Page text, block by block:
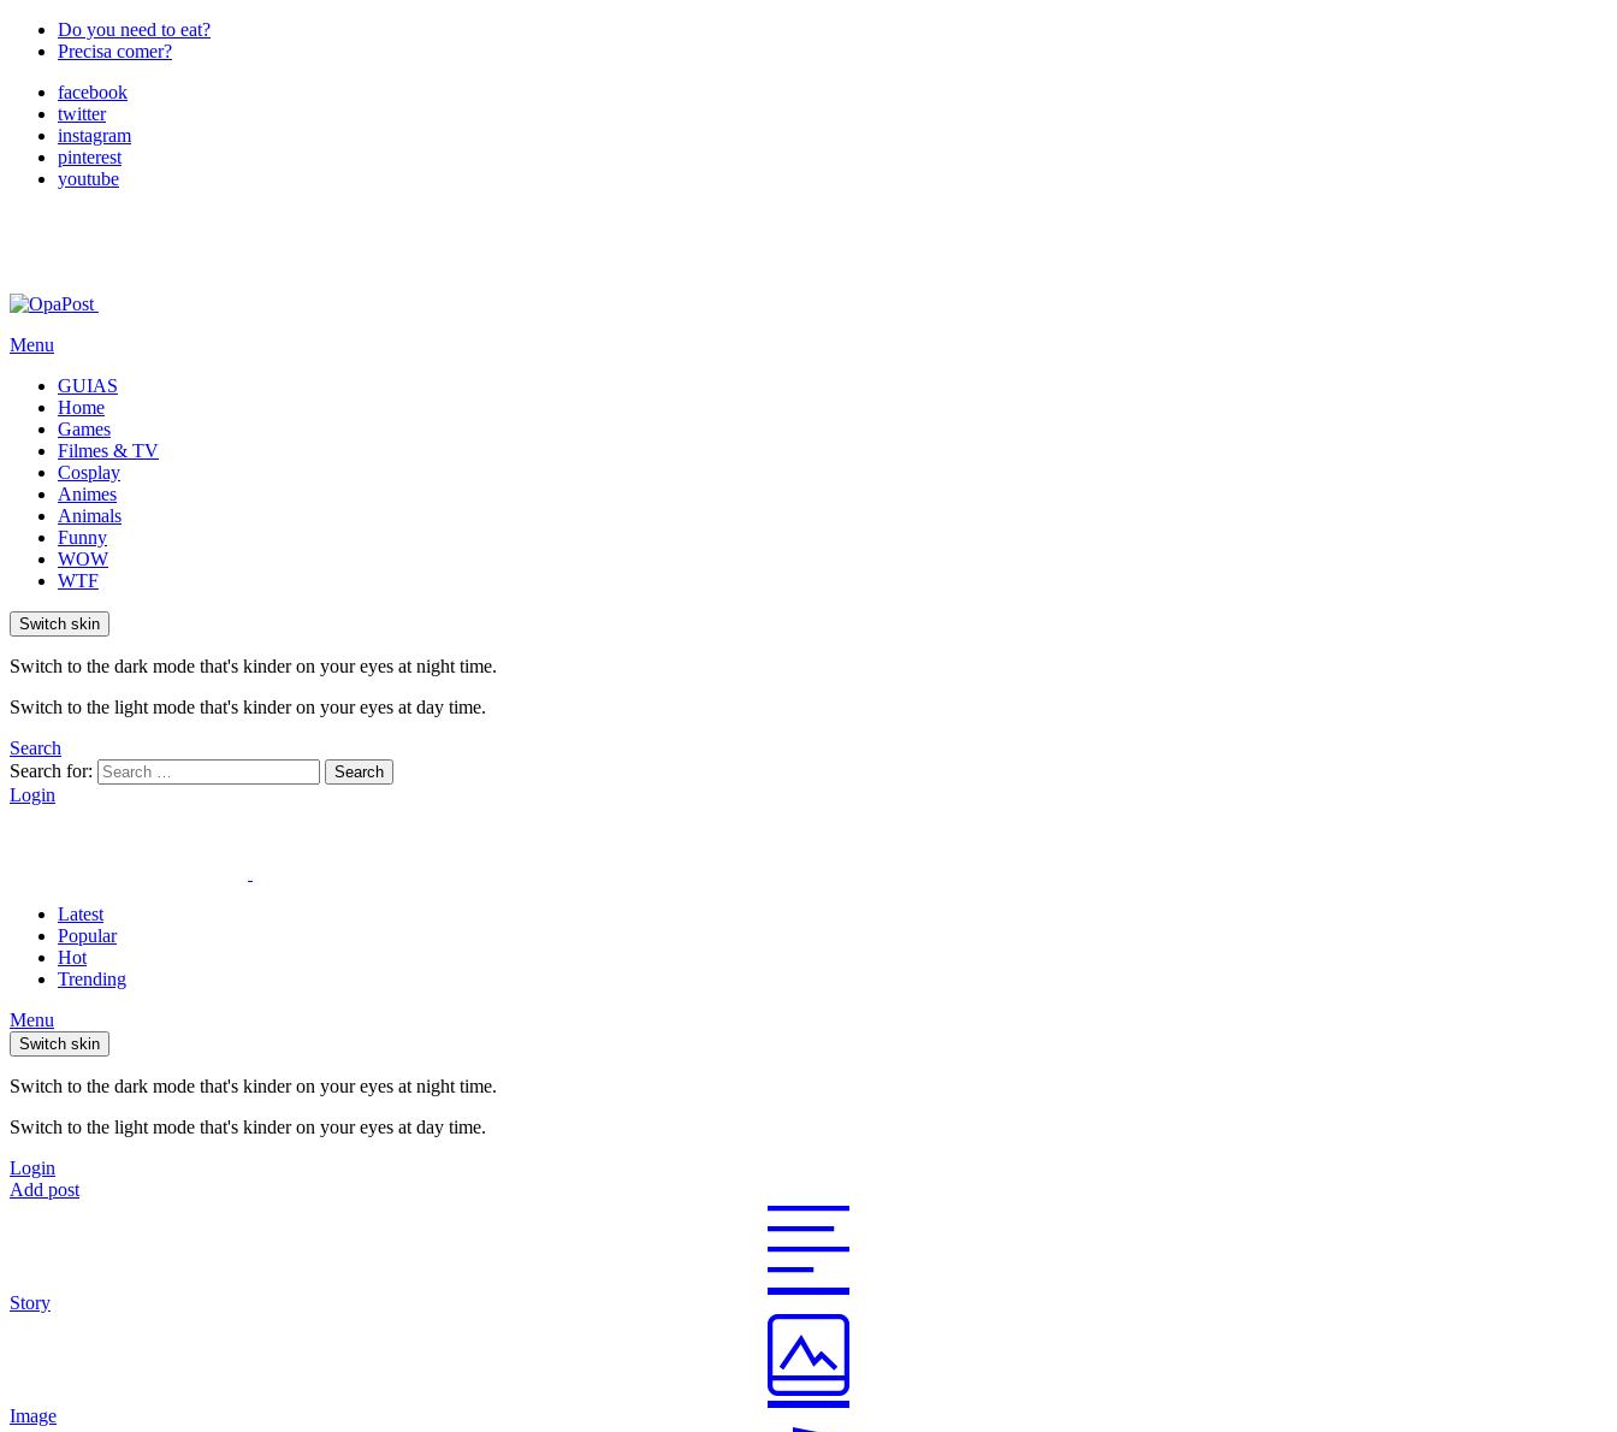
Do you need to eat?
Precisa comer?
facebook
twitter
instagram
pinterest
youtube
Menu
GUIAS
Home
Games
Filmes & TV
Cosplay
Animes
Animals
Funny
WOW
WTF
Switch skin
Switch to the dark mode that's kinder on your eyes at night time.
Switch to the light mode that's kinder on your eyes at day time.
Search
Search for:
Search
Login
Latest
Popular
Hot
Trending
Menu
Switch skin
Switch to the dark mode that's kinder on your eyes at night time.
Switch to the light mode that's kinder on your eyes at day time.
Login
Add post
Story
Image